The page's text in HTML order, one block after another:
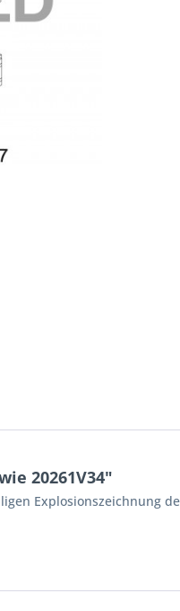
20261V34"
Explosionszeichnung